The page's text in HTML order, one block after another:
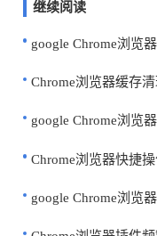
继续阅读
google Chrome浏览
Chrome浏览器缓存
google Chrome浏览
Chrome浏览器快捷
google Chrome浏览